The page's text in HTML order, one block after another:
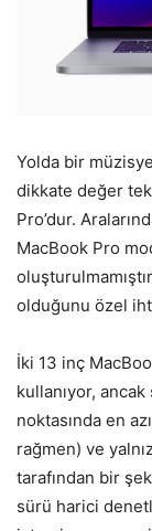
Yolda bir
dikkate değer
Pro’dur.
MacBook Pro
olduğunu özel
İki 13 inç
kullanıyor,
noktasında en
rağmen) ve
tarafından bir
sürü harici